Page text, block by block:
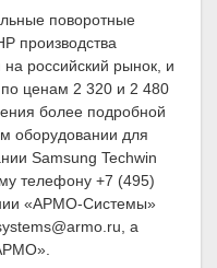
поворотные
производства
российский рынок, и
ценам 2 320 и 2 480
более подробной
оборудовании для
Samsung Techwin
телефону +7 (495)
«АРМО-Системы»
а